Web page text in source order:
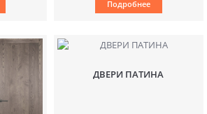
Подробнее
ДВЕРИ ПАТИНА